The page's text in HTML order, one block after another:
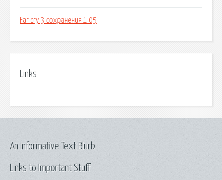
Far cry 3 сохранения 1 05
Links
Links to Important Stuff
An Informative Text Blurb